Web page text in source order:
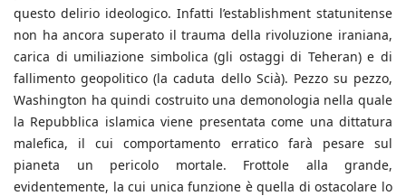
questo delirio ideologico. Infatti l’establishment statunitense
non ha ancora superato il trauma della rivoluzione iraniana,
carica di umiliazione simbolica (gli ostaggi di Teheran) e di
fallimento geopolitico (la caduta dello Scià). Pezzo su pezzo,
Washington ha quindi costruito una demonologia nella quale
la Repubblica islamica viene presentata come una dittatura
malefica, il cui comportamento erratico farà pesare sul
pianeta un pericolo mortale. Frottole alla grande,
evidentemente, la cui unica funzione è quella di ostacolare lo